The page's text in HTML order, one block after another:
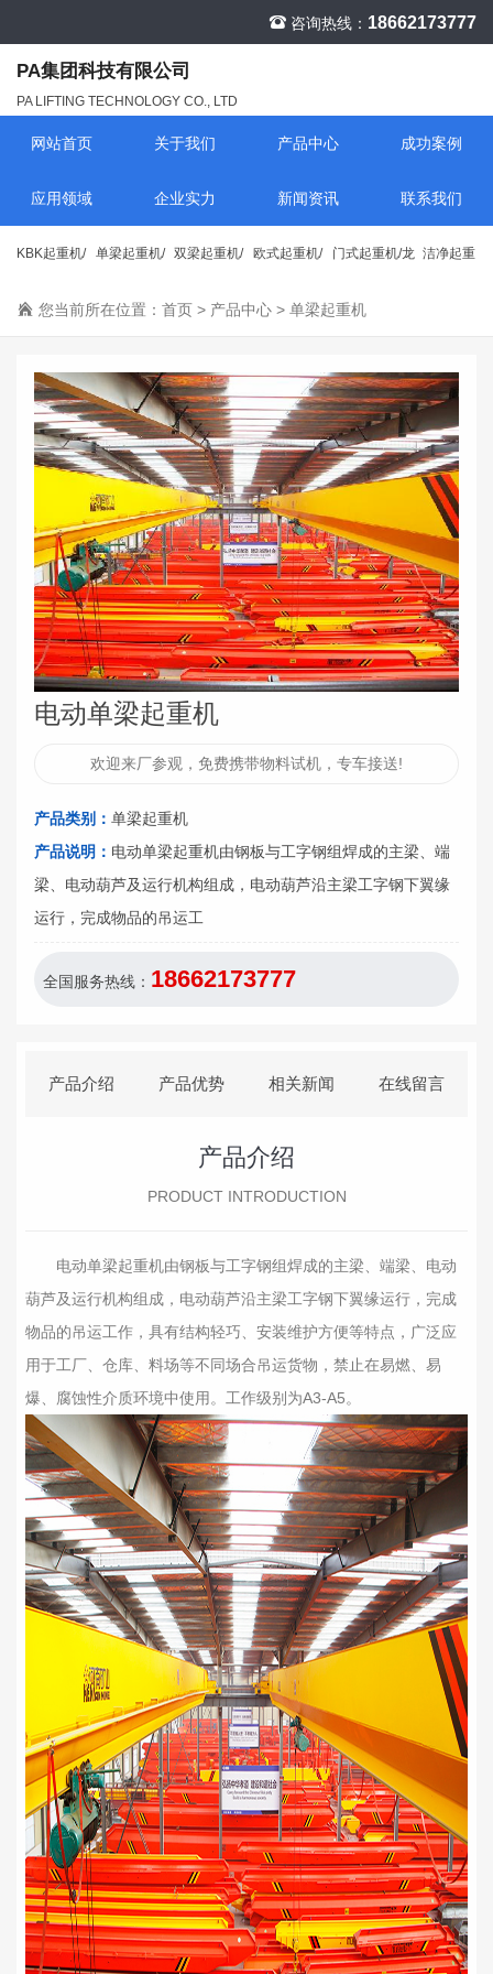
咨询热线： 18662173777
PA集团科技有限公司
PA LIFTING TECHNOLOGY CO., LTD
网站首页 关于我们 产品中心 成功案例
应用领域 企业实力 新闻资讯 联系我们
KBK起重机/
行车
单梁起重机/
行车
双梁起重机/
行车
欧式起重机/
行车
门式起重机/龙
门吊
洁净起重
您当前所在位置： 首页 > 产品中心 > 单梁起重机
电动单梁起重机
欢迎来厂参观，免费携带物料试机，专车接送!
产品类别： 单梁起重机
产品说明： 电动单梁起重机由钢板与工字钢组焊成的主梁、端
梁、电动葫芦及运行机构组成，电动葫芦沿主梁工字钢下翼缘
运行，完成物品的吊运工
全国服务热线： 18662173777
产品介绍 产品优势 相关新闻 在线留言
产品介绍
PRODUCT INTRODUCTION
电动单梁起重机由钢板与工字钢组焊成的主梁、端梁、电动
葫芦及运行机构组成，电动葫芦沿主梁工字钢下翼缘运行，完成
物品的吊运工作，具有结构轻巧、安装维护方便等特点，广泛应
用于工厂、仓库、料场等不同场合吊运货物，禁止在易燃、易
爆、腐蚀性介质环境中使用。工作级别为A3-A5。